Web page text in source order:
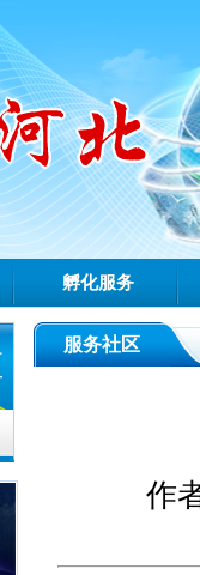
孵化服务
服务社区
作